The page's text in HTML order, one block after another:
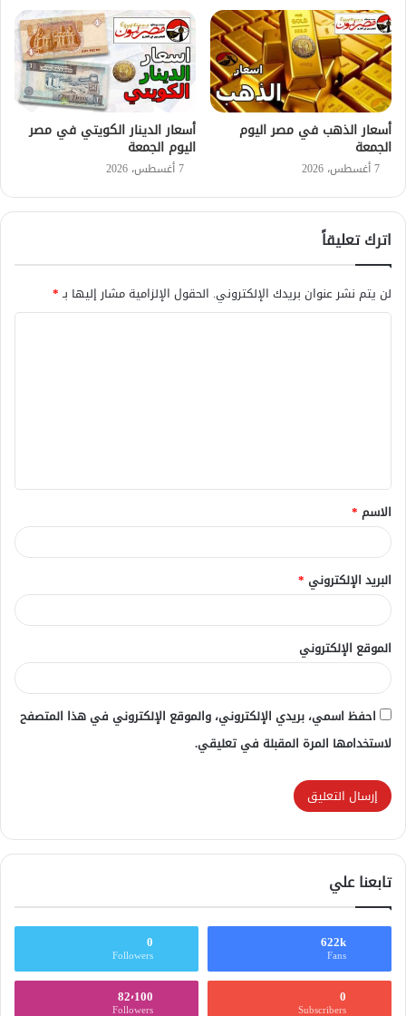
أسعار الذهب في مصر اليوم
الجمعة
7 أغسطس، 2026
أسعار الدينار الكويتي في مصر
اليوم الجمعة
7 أغسطس، 2026
اترك تعليقاً
لن يتم نشر عنوان بريدك الإلكتروني. الحقول الإلزامية مشار إليها بـ*
ق
*
الاسم *
البريد الإلكتروني *
الموقع الإلكتروني
احفظ اسمي، بريدي الإلكتروني، والموقع الإلكتروني في هذا المتصفح
لاستخدامها المرة المقبلة في تعليقي.
تابعنا علي
622k
Fans
0
Followers
0
Subscribers
82٬100
Followers